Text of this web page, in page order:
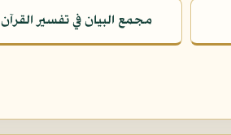
مجمع البيان في تفسير القرآن